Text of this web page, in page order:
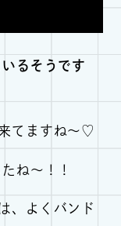
るそうです
てますね～♡
ね〜！！
、よくバンド